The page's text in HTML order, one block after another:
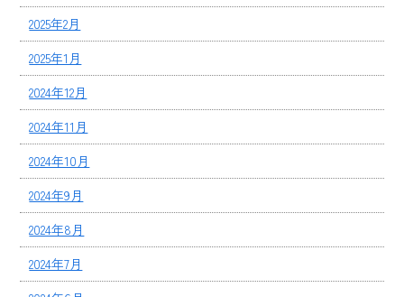
2025年2月
2025年1月
2024年12月
2024年11月
2024年10月
2024年9月
2024年8月
2024年7月